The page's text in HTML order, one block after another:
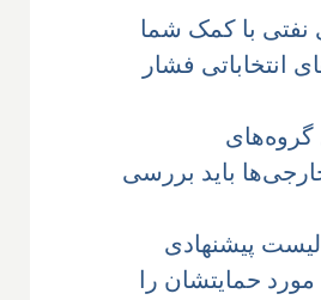
نفتی با کمک شما
انتخاباتی فشار
گروه‌های
باید بررسی
پیشنهادی
حمایتشان را